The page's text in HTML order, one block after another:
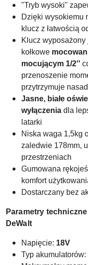
"Tryb wysoki"
Dzięki wysokiemu
klucz z łatwością
Klucz wyposażony
kołkowe
mocującym 1/2''
przenoszenie
przytrzymuje
Jasne, białe
wyłączenia dla
latarki
Niska waga 1,5kg
zaledwie 178mm,
przestrzeniach
Gumowana
komfort
Dostarczany bez
Parametry
DeWalt
Napięcie: 18V
Typ akumulatorów: